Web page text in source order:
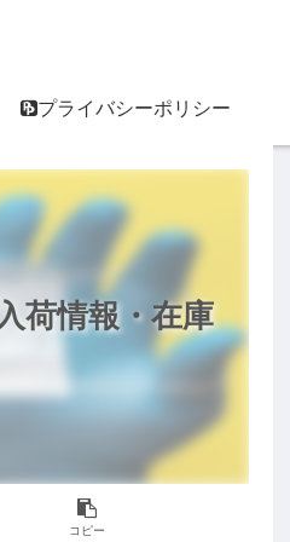
プライバシーポリシー
荷情報・在庫
コピー